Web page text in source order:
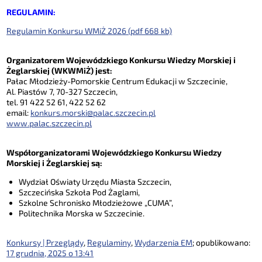
REGULAMIN:
Regulamin Konkursu WMiŻ 2026 (pdf 668 kb)
Organizatorem Wojewódzkiego Konkursu Wiedzy Morskiej i
Żeglarskiej (WKWMiŻ) jest:
Pałac Młodzieży-Pomorskie Centrum Edukacji w Szczecinie,
Al. Piastów 7, 70-327 Szczecin,
tel. 91 422 52 61, 422 52 62
email: konkurs.morski@palac.szczecin.pl
www.palac.szczecin.pl
Współorganizatorami Wojewódzkiego Konkursu Wiedzy
Morskiej i Żeglarskiej są:
Wydział Oświaty Urzędu Miasta Szczecin,
Szczecińska Szkoła Pod Żaglami,
Szkolne Schronisko Młodzieżowe „CUMA”,
Politechnika Morska w Szczecinie.
Konkursy | Przeglądy, Regulaminy,Wydarzenia EM; opublikowano:
17 grudnia, 2025 o 13:41